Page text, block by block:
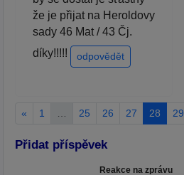
že je přijat na Heroldovy
sady 46 Mat / 43 Čj.
díky!!!!!
odpovědět
« 1 25 26 27 28 29
Přidat příspěvek
Reakce na zprávu